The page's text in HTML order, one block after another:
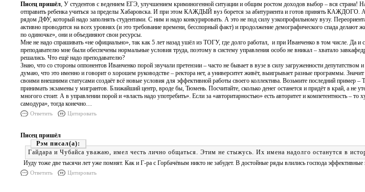
Писец пришёл, У студентов с ведением ЕГЭ, улучшением криминогенной ситуации и общим ростом доходов выбор – вся страна!
отправить ребенка учиться за пределы Хабаровска. И при этом КАЖДЫЙ вуз борется за абитуриента и готов принять КАЖДОГО.
рядом ДФУ, который надо заполнять студентами. С ним и надо конкурировать. А это не под силу узкопрофильному вузу.
активно проводится на всех уровнях (и это требование времени, бесспорный факт) и продолжение демографического спада делают
по одиночке», они и объединяют свои ресурсы.
Мне не надо спрашивать «не официально», так как 5 лет назад ушёл из ТОГУ, где долго работал, и при Иванченко в том числе. Да
преподавателю мне были обеспечены нормальные условия труда, поэтому в систему управления особо не вникал – хватало
решались. Что ещё надо преподавателю?
Знаю, что со стороны оппонентов Иванченко порой звучали претензии – часто не бывает в вузе в силу загруженности
думаю, что это именно и говорит о хорошем руководстве – ректора нет, а университет живёт, выигрывает разные программы.
своими внешними статусами создаёт всё новые условия для эффективной работы своего коллектива. Возьмите последний пример
принимать экзамены у мигрантов. Ближайший центр, вроде бы, Тюмень. Посчитайте, сколько денег останется и придёт в край, а не
многого стоит. А в управлении порой и «власть надо употребить». Если за «авторитарностью» есть авторитет и компетентность –
самодура», тогда конечно…
Ответить Цитировать
Писец пришёл
Рэм
Гайдара и Чубайса уважаю, имел честь лично общаться. Этим не стыжусь. Их имена надолго останутся в
Иуду тоже две тысячи лет уже помнят. Как и Г-ра с Горбачёвым никто не забудет. В достойные ряды влились господа
Ответить Цитировать